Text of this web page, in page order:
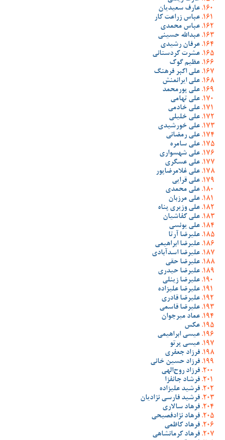
عارف سعیدیان
عباس زراعت کار
عباس محمدی
عبدالله حسینی
عرفان رشیدی
عشرت کردستانی
عظیم گوک
علی اکبر فرهنگ
علی ایرانمنش
علی پورمحمد
علی تهامی
علی خادمی
علی خلیلی
علی خورشیدی
علی رمضانی
علی سامره
علی شهسواری
علی عسگری
علی غلامرضاپور
علی قرایی
علی محمدی
علی مرزبان
علی وزیری پناه
علی کفاشیان
علی یونسی
علیرضا آرتا
علیرضا ابراهیمی
علیرضا اسدآبادی
علیرضا حقی
علیرضا حیدری
علیرضا زینلی
علیرضا علیزاده
علیرضا قادری
علیرضا قاسمی
عماد میرجوان
عکس
عیسی ابراهیمی
عیسی پرتو
فرزاد جعفری
فرزاد حسین خانی
فرزاد روح‌الهی
فرشاد جانفزا
فرشید علیزاده
فرشید فارسی نژادیان
فرهاد سالاری
فرهاد نژادفصیحی
فرهاد کاظمی
فرهاد کرمانشاهی